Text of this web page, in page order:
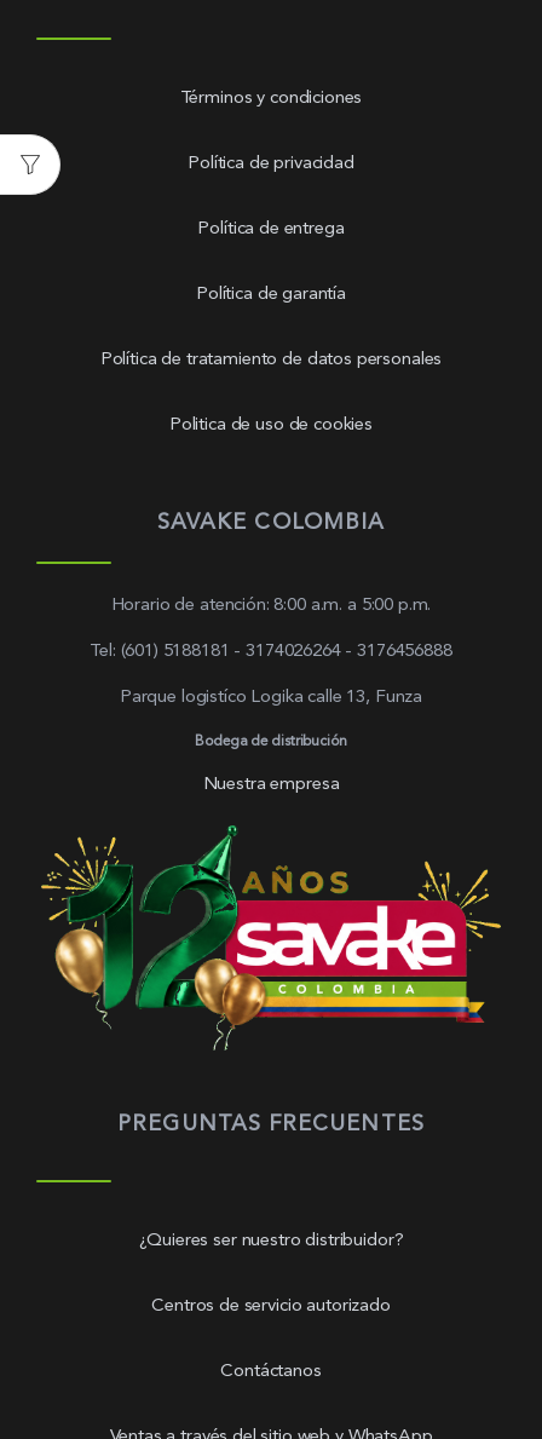
Términos y condiciones
Política de privacidad
Política de entrega
Política de garantía
Política de tratamiento de datos personales
Politica de uso de cookies
SAVAKE COLOMBIA
Horario de atención: 8:00 a.m. a 5:00 p.m.
Tel: (601) 5188181 - 3174026264 - 3176456888
Parque logistíco Logika calle 13, Funza
Bodega de distribución
Nuestra empresa
PREGUNTAS FRECUENTES
¿Quieres ser nuestro distribuidor?
Centros de servicio autorizado
Contáctanos